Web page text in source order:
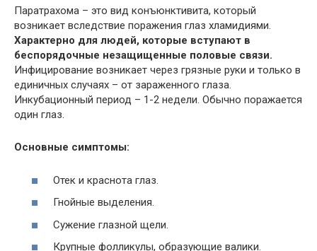
Паратрахома – это вид конъюнктивита, который
возникает вследствие поражения глаз хламидиями.
Характерно для людей, которые вступают в
беспорядочные незащищенные половые связи.
Инфицирование возникает через грязные руки и только в
единичных случаях – от зараженного глаза.
Инкубационный период – 1-2 недели. Обычно поражается
один глаз.
Основные симптомы:
Отек и краснота глаз.
Гнойные выделения.
Сужение глазной щели.
Крупные фолликулы, образующие валики.